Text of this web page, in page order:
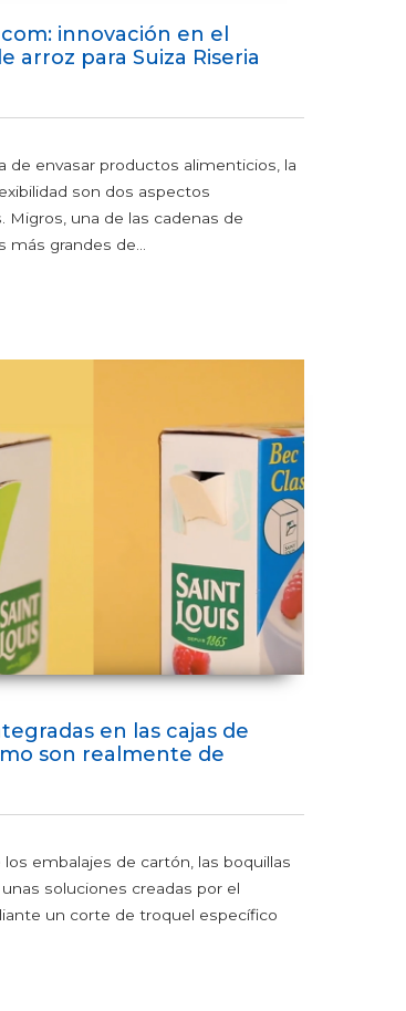
innovación en el
arroz para Suiza Riseria
de envasar productos alimenticios, la
son dos aspectos
Migros, una de las cadenas de
grandes de...
en las cajas de
son realmente de
embalajes de cartón, las boquillas
soluciones creadas por el
un corte de troquel específico